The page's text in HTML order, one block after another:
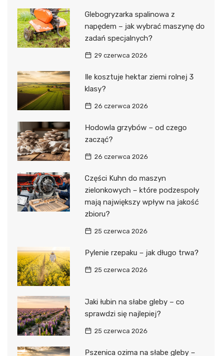
Glebogryzarka spalinowa z
napędem – jak wybrać maszynę do
zadań specjalnych?
29 czerwca 2026
Ile kosztuje hektar ziemi rolnej 3
klasy?
26 czerwca 2026
Hodowla grzybów – od czego
zacząć?
26 czerwca 2026
Części Kuhn do maszyn
zielonkowych – które podzespoły
mają największy wpływ na jakość
zbioru?
25 czerwca 2026
Pylenie rzepaku – jak długo trwa?
25 czerwca 2026
Jaki łubin na słabe gleby – co
sprawdzi się najlepiej?
25 czerwca 2026
Pszenica ozima na słabe gleby –